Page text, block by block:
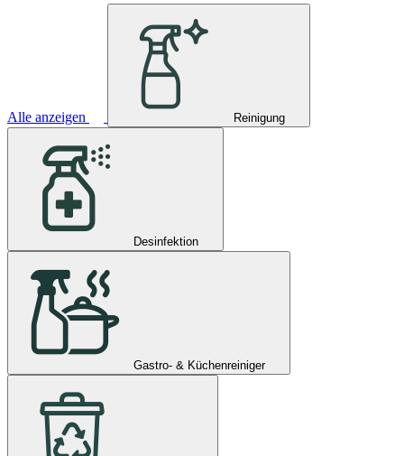
Alle anzeigen Reinigung
Desinfektion
Gastro- & Küchenreiniger